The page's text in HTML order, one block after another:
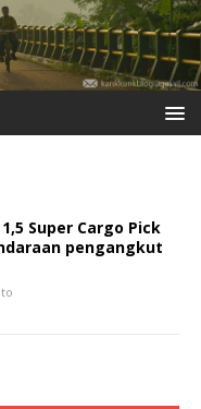
Super Cargo Pick
pengangkut